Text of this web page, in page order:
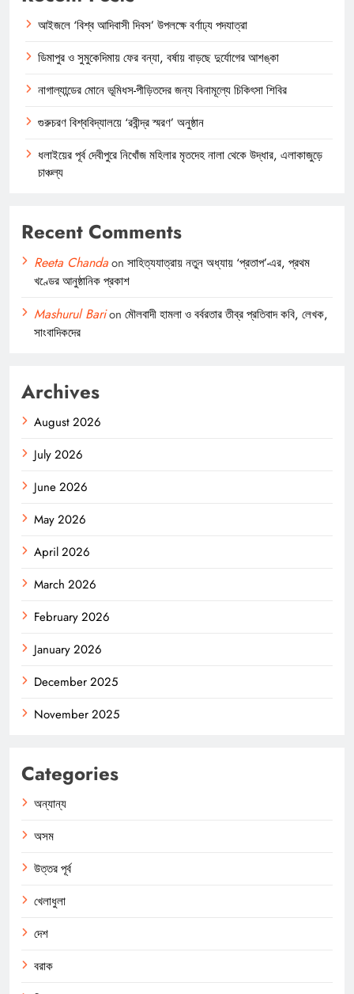
আইজলে ‘বিশ্ব আদিবাসী দিবস’ উপলক্ষে বর্ণাঢ্য পদযাত্রা
ডিমাপুর ও সুমুকেদিমায় ফের বন্যা, বর্ষায় বাড়ছে দুর্যোগের আশঙ্কা
নাগাল্যান্ডের মোনে ভূমিধস-পীড়িতদের জন্য বিনামূল্যে চিকিৎসা শিবির
গুরুচরণ বিশ্ববিদ্যালয়ে ‘রবীন্দ্র স্মরণ’ অনুষ্ঠান
ধলাইয়ের পূর্ব দেবীপুরে নিখোঁজ মহিলার মৃতদেহ নালা থেকে উদ্ধার, এলাকাজুড়ে
চাঞ্চল্য
Recent Comments
Reeta Chandaon সাহিত্যযাত্রায় নতুন অধ্যায় ‘প্রতাপ’-এর, প্রথম
খণ্ডের আনুষ্ঠানিক প্রকাশ
Mashurul Barion মৌলবাদী হামলা ও বর্বরতার তীব্র প্রতিবাদ কবি, লেখক,
সাংবাদিকদের
Archives
August 2026
July 2026
June 2026
May 2026
April 2026
March 2026
February 2026
January 2026
December 2025
November 2025
Categories
অন্যান্য
অসম
উত্তর পূর্ব
খেলাধুলা
দেশ
বরাক